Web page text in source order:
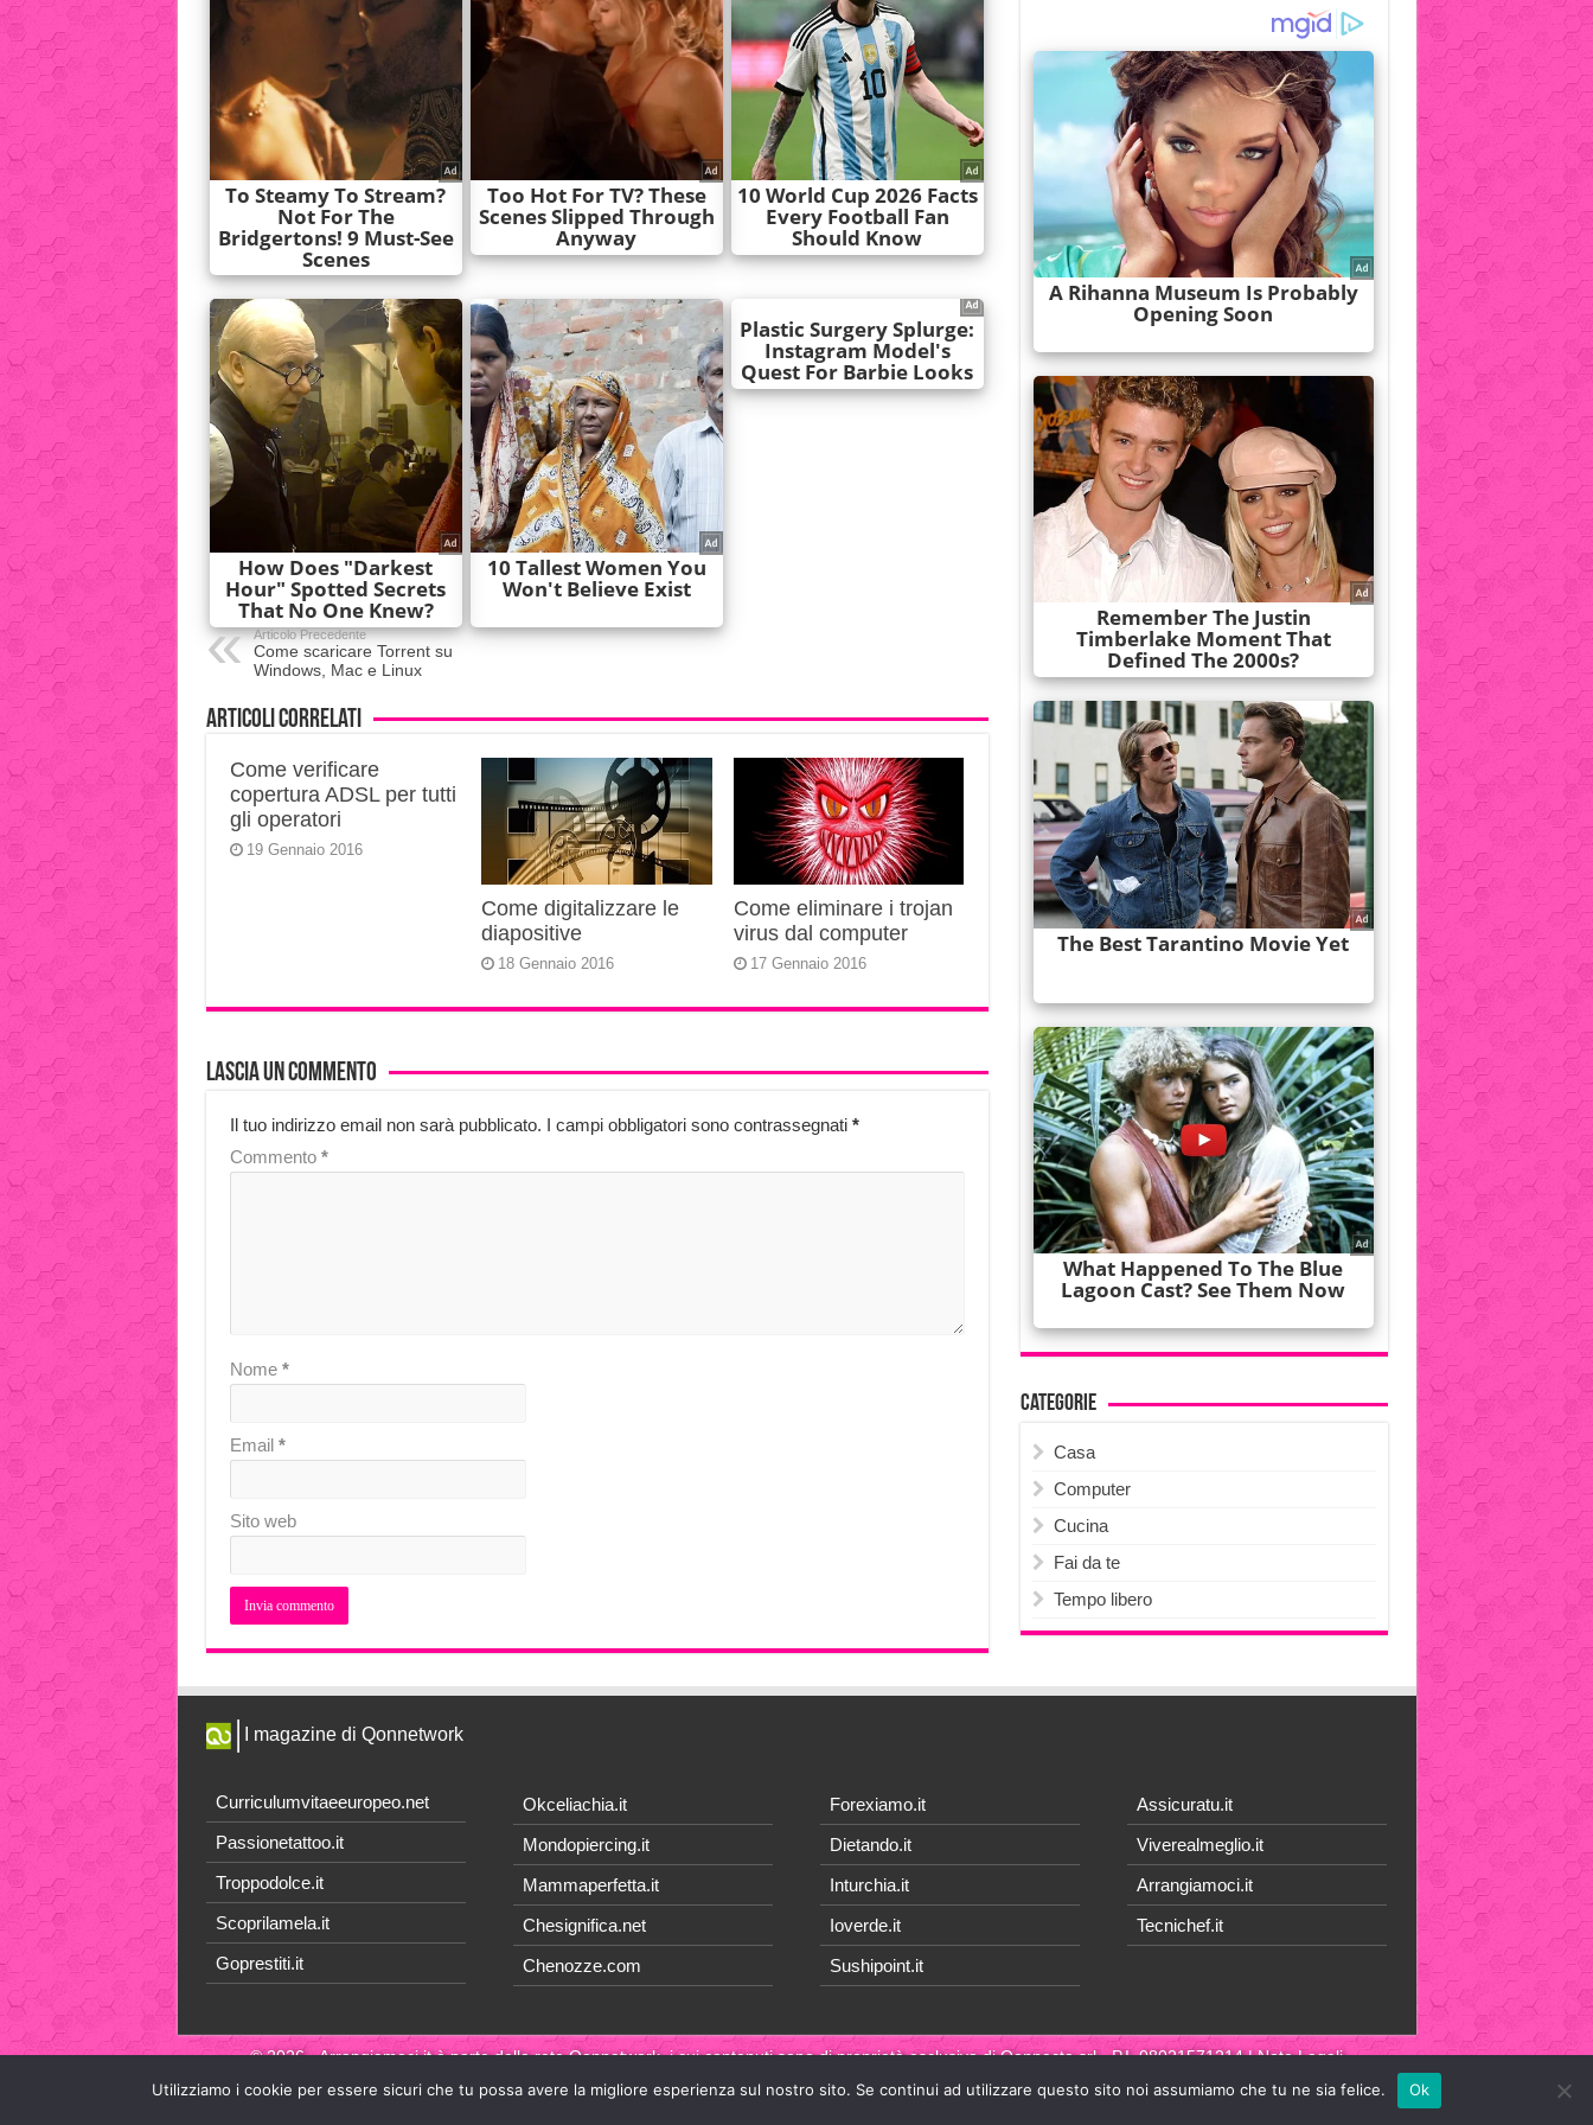
Articolo Precedente
Come scaricare Torrent su
Windows, Mac e Linux
Articoli correlati
Come verificare
copertura ADSL per tutti
gli operatori
19 Gennaio 2016
Come digitalizzare le
diapositive
18 Gennaio 2016
Come eliminare i trojan
virus dal computer
17 Gennaio 2016
Lascia un commento
Il tuo indirizzo email non sarà pubblicato. I campi obbligatori sono contrassegnati *
Commento *
Nome *
Email *
Sito web
Categorie
Casa
Computer
Cucina
Fai da te
Tempo libero
I magazine di Qonnetwork
Curriculumvitaeeuropeo.net
Passionetattoo.it
Troppodolce.it
Scoprilamela.it
Goprestiti.it
Okceliachia.it
Mondopiercing.it
Mammaperfetta.it
Chesignifica.net
Chenozze.com
Forexiamo.it
Dietando.it
Inturchia.it
Ioverde.it
Sushipoint.it
Assicuratu.it
Viverealmeglio.it
Arrangiamoci.it
Tecnichef.it
© 2026 - Arrangiamoci.it è parte della rete Qonnetwork, i cui contenuti sono di proprietà esclusiva diQonnecta srl- P.I. 08021571214 |Note Legali
Utilizziamo i cookie per essere sicuri che tu possa avere la migliore esperienza sul nostro sito. Se continui ad utilizzare questo sito noi assumiamo che tu ne sia felice.
Ok